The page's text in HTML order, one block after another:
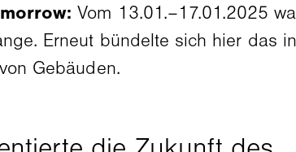
Vom 13.01.–17.01.2025
Erneut bündelte sich hier das
Gebäuden.